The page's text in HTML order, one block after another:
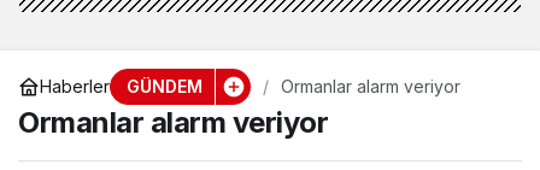
Haberler GÜNDEM Ormanlar alarm veriyor
Ormanlar alarm veriyor